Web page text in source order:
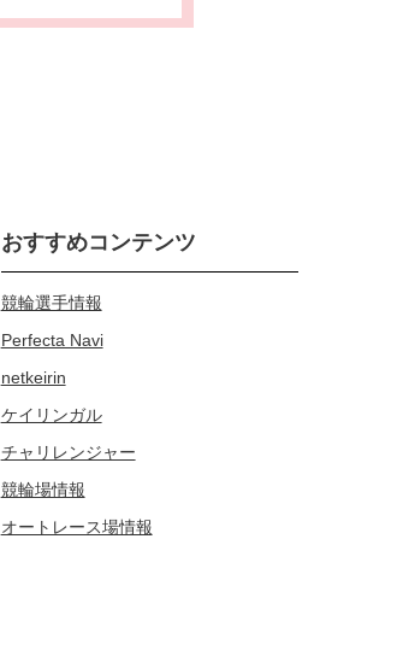
おすすめコンテンツ
競輪選手情報
Perfecta Navi
netkeirin
ケイリンガル
チャリレンジャー
競輪場情報
オートレース場情報